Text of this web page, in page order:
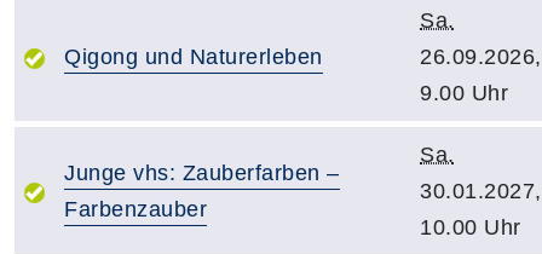
Qigong und Naturerleben
Sa.
26.09.2026,
9.00 Uhr
Junge vhs: Zauberfarben –
Farbenzauber
Sa.
30.01.2027,
10.00 Uhr